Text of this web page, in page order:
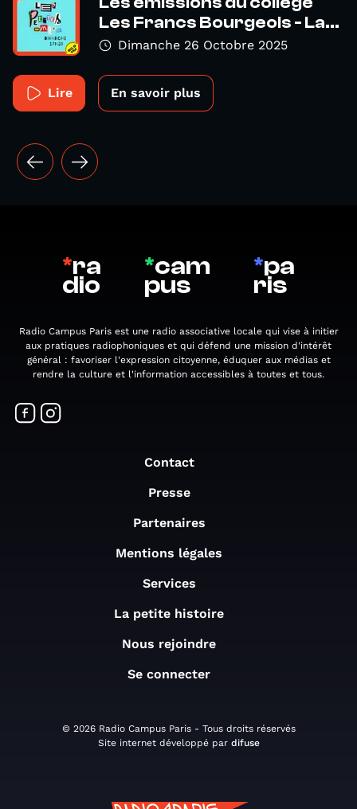
Les Francs Bourgeois - La...
Dimanche 26 Octobre 2025
Lire En savoir plus
*ra
dio
*cam
pus
*pa
ris
Radio Campus Paris est une radio associative locale qui vise à initier
aux pratiques radiophoniques et qui défend une mission d'intérêt
général : favoriser l'expression citoyenne, éduquer aux médias et
rendre la culture et l'information accessibles à toutes et tous.
Contact
Presse
Partenaires
Mentions légales
Services
La petite histoire
Nous rejoindre
Se connecter
© 2026 Radio Campus Paris - Tous droits réservés
Site internet développé par difuse